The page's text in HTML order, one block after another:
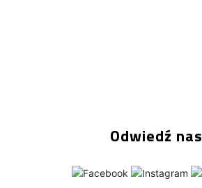
Odwiedź nas